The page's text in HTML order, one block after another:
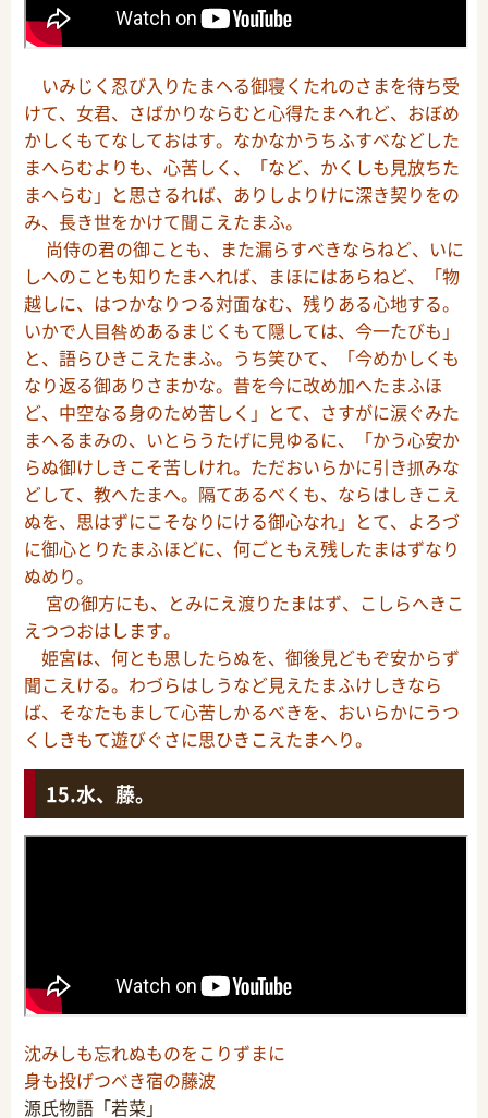
いみじく忍び入りたまへる御寝くたれのさまを待ち受
けて、女君、さばかりならむと心得たまへれど、おぼめ
かしくもてなしておはす。なかなかうちふすべなどした
まへらむよりも、心苦しく、「など、かくしも見放ちた
まへらむ」と思さるれば、ありしよりけに深き契りをの
み、長き世をかけて聞こえたまふ。
尚侍の君の御ことも、また漏らすべきならねど、いに
しへのことも知りたまへれば、まほにはあらねど、「物
越しに、はつかなりつる対面なむ、残りある心地する。
いかで人目咎めあるまじくもて隠しては、今一たびも」
と、語らひきこえたまふ。うち笑ひて、「今めかしくも
なり返る御ありさまかな。昔を今に改め加へたまふほ
ど、中空なる身のため苦しく」とて、さすがに涙ぐみた
まへるまみの、いとらうたげに見ゆるに、「かう心安か
らぬ御けしきこそ苦しけれ。ただおいらかに引き抓みな
どして、教へたまへ。隔てあるべくも、ならはしきこえ
ぬを、思はずにこそなりにける御心なれ」とて、よろづ
に御心とりたまふほどに、何ごともえ残したまはずなり
ぬめり。
宮の御方にも、とみにえ渡りたまはず、こしらへきこ
えつつおはします。
姫宮は、何とも思したらぬを、御後見どもぞ安からず
聞こえける。わづらはしうなど見えたまふけしきなら
ば、そなたもまして心苦しかるべきを、おいらかにうつ
くしきもて遊びぐさに思ひきこえたまへり。
水、藤。
沈みしも忘れぬものをこりずまに
身も投げつべき宿の藤波
源氏物語「若菜」